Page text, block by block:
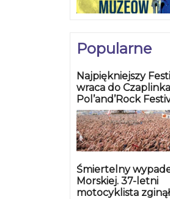
Popularne
Najpiękniejszy
wraca do
Pol’and’Rock
Śmiertelny
Morskiej. 37-letni
motocyklista zginął